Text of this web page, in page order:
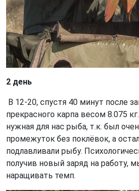
2 день
В 12-20, спустя 40 минут после
прекрасного карпа весом 8.075
нужная для нас рыба, т.к. был
промежуток без поклёвок, а
подлавливали рыбу.
получив новый заряд на работу,
наращивать темп.